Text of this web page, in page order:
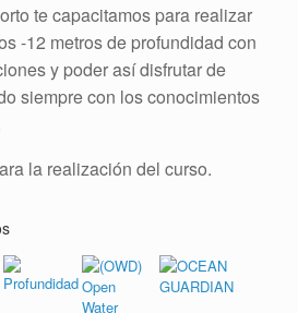
te capacitamos para realizar
-12 metros de profundidad con
y poder así disfrutar de
siempre con los conocimientos
la realización del curso.